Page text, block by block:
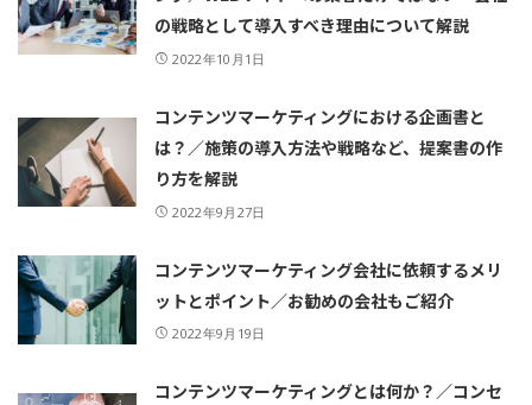
の戦略として導入すべき理由について解説
2022年10月1日
コンテンツマーケティングにおける企画書と
は？／施策の導入方法や戦略など、提案書の作
り方を解説
2022年9月27日
コンテンツマーケティング会社に依頼するメリ
ットとポイント／お勧めの会社もご紹介
2022年9月19日
コンテンツマーケティングとは何か？／コンセ